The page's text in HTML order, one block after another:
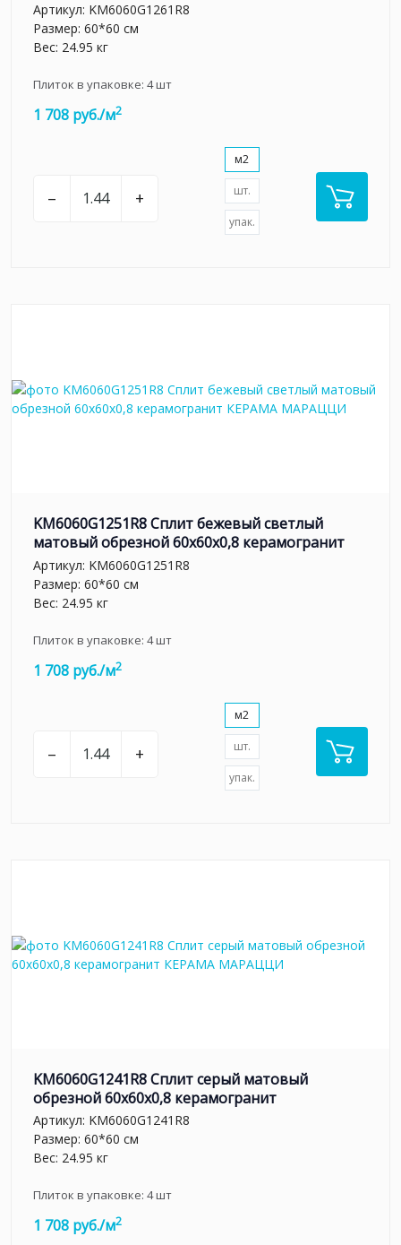
Артикул: KM6060G1261R8
Размер: 60*60 см
Вес: 24.95 кг
Плиток в упаковке: 4шт
1 708 руб./м2
– +
м2
шт.
упак.
KM6060G1251R8 Сплит бежевый светлый
матовый обрезной 60x60x0,8 керамогранит
Артикул: KM6060G1251R8
Размер: 60*60 см
Вес: 24.95 кг
Плиток в упаковке: 4шт
1 708 руб./м2
– +
м2
шт.
упак.
KM6060G1241R8 Сплит серый матовый
обрезной 60x60x0,8 керамогранит
Артикул: KM6060G1241R8
Размер: 60*60 см
Вес: 24.95 кг
Плиток в упаковке: 4шт
1 708 руб./м2